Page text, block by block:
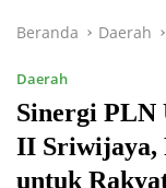
Beranda Daerah
Daerah
Sinergi PLN
II Sriwijaya,
untuk